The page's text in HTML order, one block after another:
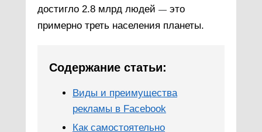
достигло 2.8 млрд людей — это
примерно треть населения планеты.
Содержание статьи:
Виды и преимущества
рекламы в Facebook
Как самостоятельно